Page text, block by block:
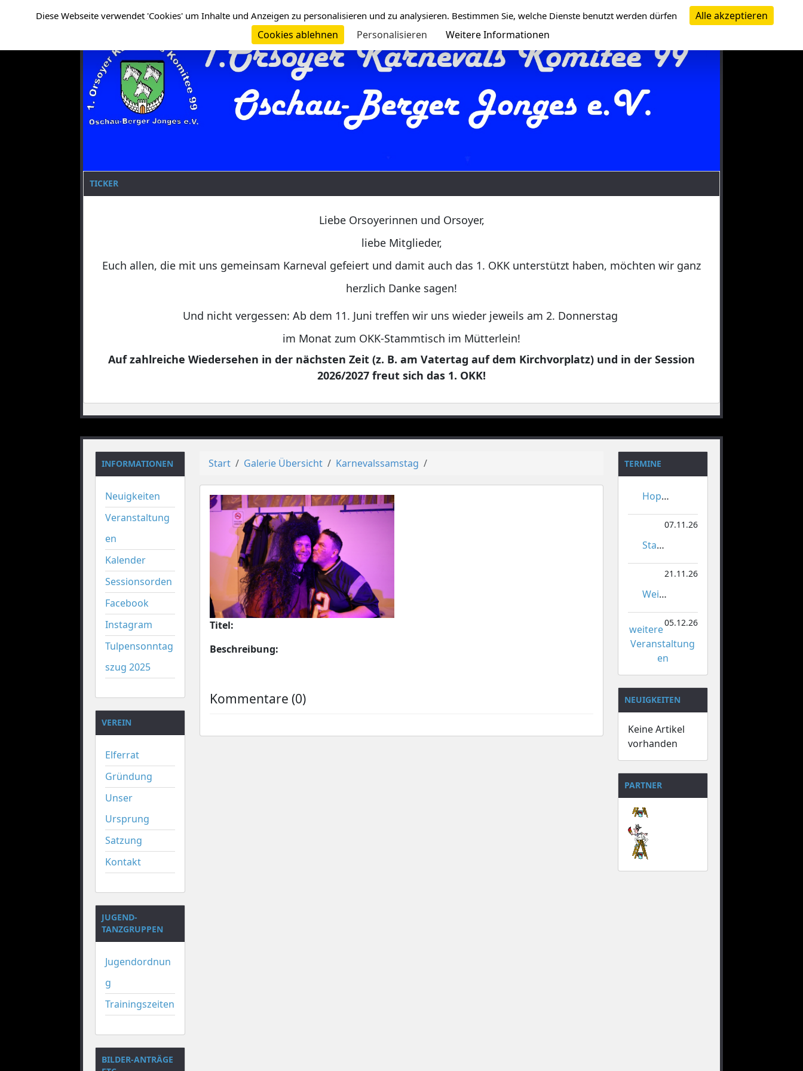
TICKER
Liebe Orsoyerinnen und Orsoyer,
liebe Mitglieder,
Euch allen, die mit uns gemeinsam Karneval gefeiert und damit auch das 1. OKK unterstützt haben, möchten wir ganz
herzlich Danke sagen!
Und nicht vergessen: Ab dem 11. Juni treffen wir uns wieder jeweils am 2. Donnerstag
im Monat zum OKK-Stammtisch im Mütterlein!
Auf zahlreiche Wiedersehen in der nächsten Zeit (z. B. am Vatertag auf dem Kirchvorplatz) und in der Session
2026/2027 freut sich das 1. OKK!
INFORMATIONEN
Neuigkeiten
Veranstaltung
en
Kalender
Sessionsorden
Facebook
Instagram
Tulpensonntag
szug 2025
VEREIN
Elferrat
Gründung
Unser
Ursprung
Satzung
Kontakt
JUGEND-
TANZGRUPPEN
Jugendordnun
g
Trainingszeiten
BILDER-ANTRÄGE
Start Galerie Übersicht Karnevalssamstag
Titel:
Beschreibung:
Kommentare (0)
TERMINE
Hoppeditzerwachen
07.11.26
Stadtmeisterschaften im Gardetanz
21.11.26
Weihnachtsmarkt Orsoy
05.12.26
weitere
Veranstaltung
en
NEUIGKEITEN
Keine Artikel
vorhanden
PARTNER
Diese Webseite verwendet 'Cookies' um Inhalte und Anzeigen zu personalisieren und zu analysieren. Bestimmen Sie, welche Dienste benutzt werden dürfen
Alle akzeptieren
Cookies ablehnen
Personalisieren Weitere Informationen